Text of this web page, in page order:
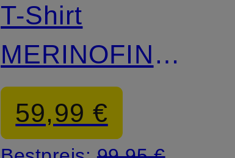
T-Shirt
MERINOFINE™
ACE aus
Merinowolle
59,99 €